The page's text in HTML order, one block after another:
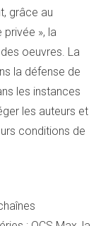
grâce au
», la
oeuvres. La
la défense de
les instances
les auteurs et
conditions de